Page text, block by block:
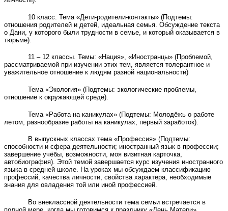
10 класс. Тема «Дети-родители-контакты» (Подтемы:
отношения родителей и детей, идеальная семья. Обсуждение текста
о Дани, у которого были трудности в семье, и который оказывается в
тюрьме).
11 – 12 классы. Темы: «Нация», «Иностранцы» (Проблемой,
рассматриваемой при изучении этих тем, является толерантное и
уважительное отношение к людям разной национальности)
Тема «Экология» (Подтемы: экологические проблемы,
отношение к окружающей среде).
Тема «Работа на каникулах» (Подтемы: Молодёжь о работе
летом, разнообразие работы на каникулах, первый заработок).
В выпускных классах тема «Профессия» (Подтемы:
способности и сфера деятельности; иностранный язык в профессии;
завершение учёбы, возможности, моя визитная карточка,
автобиография). Этой темой завершается курс изучения иностранного
языка в средней школе. На уроках мы обсуждаем классификацию
профессий, качества личности, свойства характера, необходимые
знания для овладения той или иной профессией.
Во внеклассной деятельности тема семьи встречается в